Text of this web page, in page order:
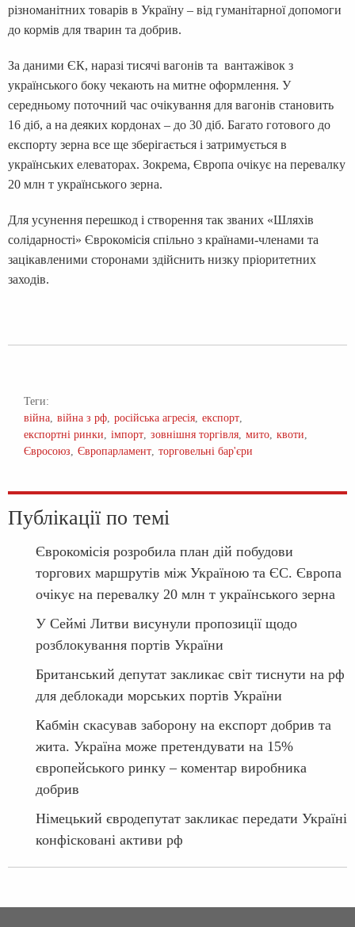
різноманітних товарів в Україну – від гуманітарної допомоги
до кормів для тварин та добрив.
За даними ЄК, наразі тисячі вагонів та вантажівок з
українського боку чекають на митне оформлення. У
середньому поточний час очікування для вагонів становить
16 діб, а на деяких кордонах – до 30 діб. Багато готового до
експорту зерна все ще зберігається і затримується в
українських елеваторах. Зокрема, Європа очікує на перевалку
20 млн т українського зерна.
Для усунення перешкод і створення так званих «Шляхів
солідарності» Єврокомісія спільно з країнами-членами та
зацікавленими сторонами здійснить низку пріоритетних
заходів.
Теги:
війна війна з рф російська агресія експорт
експортні ринки
імпорт зовнішня торгівля мито квоти
Євросоюз
Європарламент торговельні бар'єри
Публікації по темі
Єврокомісія розробила план дій побудови
торгових маршрутів між Україною та ЄС. Європа
очікує на перевалку 20 млн т українського зерна
У Сеймі Литви висунули пропозиції щодо
розблокування портів України
Британський депутат закликає світ тиснути на рф
для деблокади морських портів України
Кабмін скасував заборону на експорт добрив та
жита. Україна може претендувати на 15%
європейського ринку – коментар виробника
добрив
Німецький євродепутат закликає передати Україні
конфісковані активи рф